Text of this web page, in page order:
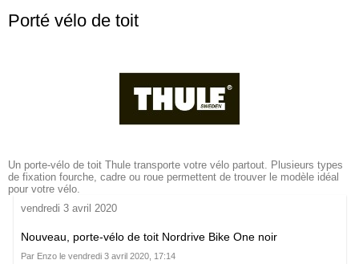
Porté vélo de toit
Un porte-vélo de toit Thule transporte votre vélo partout. Plusieurs types
de fixation fourche, cadre ou roue permettent de trouver le modèle idéal
pour votre vélo.
vendredi 3 avril 2020
Nouveau, porte-vélo de toit Nordrive Bike One noir
Par Enzo le vendredi 3 avril 2020, 17:14